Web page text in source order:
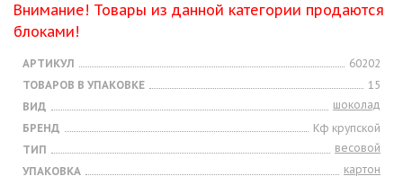
Внимание! Товары из данной категории продаются
блоками!
АРТИКУЛ
60202
ТОВАРОВ В УПАКОВКЕ
15
ВИД
шоколад
БРЕНД
Кф крупской
ТИП
весовой
УПАКОВКА
картон